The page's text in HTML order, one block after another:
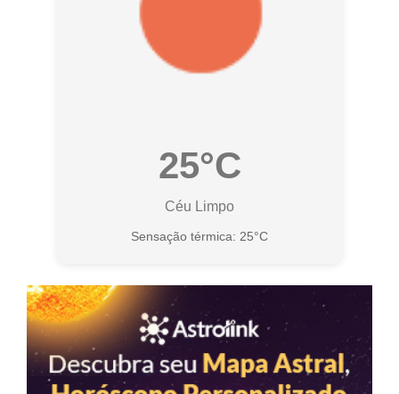
25°C
Céu Limpo
Sensação térmica: 25°C